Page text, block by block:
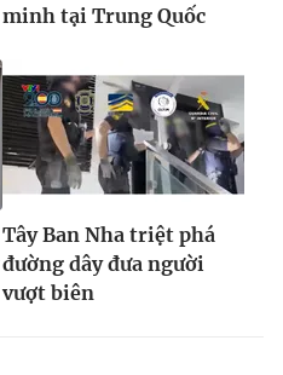
minh tại Trung Quốc
Tây Ban Nha triệt phá
đường dây đưa người
vượt biên